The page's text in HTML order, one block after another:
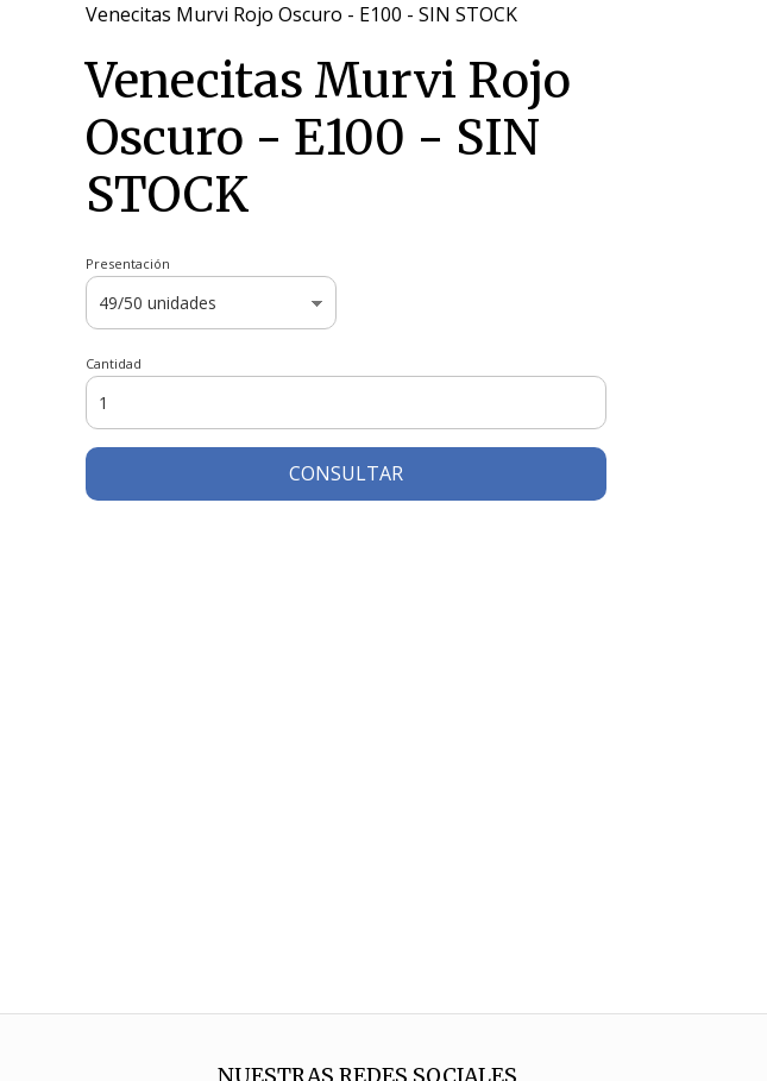
Venecitas Murvi Rojo Oscuro - E100 - SIN STOCK
Venecitas Murvi Rojo
Oscuro - E100 - SIN
STOCK
Presentación
Cantidad
CONSULTAR